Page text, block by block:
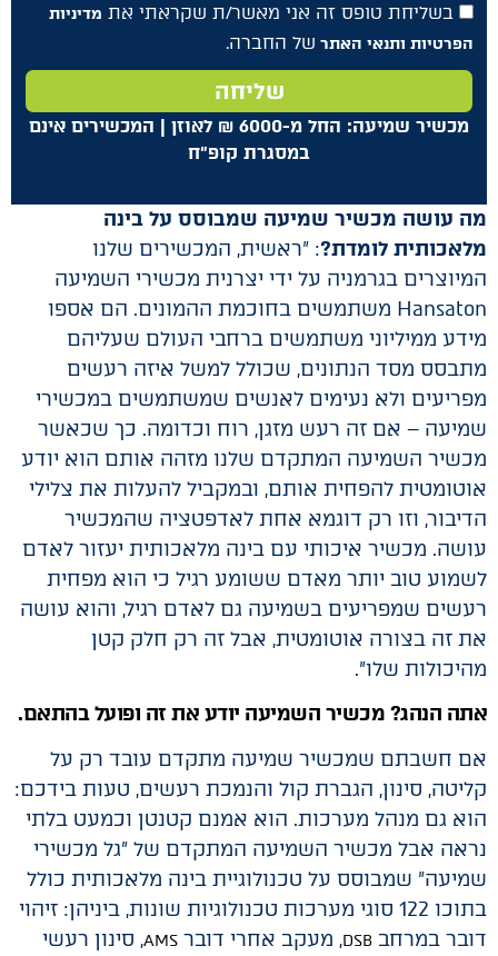
בשליחת טופס זה אני מאשר/ת שקראתי את מדיניות
הפרטיות ותנאי האתר של החברה.
שליחה
מכשיר שמיעה: החל מ-6000 ₪ לאוזן | המכשירים אינם
במסגרת קופ"ח
מה עושה מכשיר שמיעה שמבוסס על בינה
מלאכותית לומדת?: "ראשית, המכשירים שלנו
המיוצרים בגרמניה על ידי יצרנית מכשירי השמיעה
Hansaton משתמשים בחוכמת ההמונים. הם אספו
מידע ממיליוני משתמשים ברחבי העולם שעליהם
מתבסס מסד הנתונים, שכולל למשל איזה רעשים
מפריעים ולא נעימים לאנשים שמשתמשים במכשירי
שמיעה – אם זה רעש מזגן, רוח וכדומה. כך שכאשר
מכשיר השמיעה המתקדם שלנו מזהה אותם הוא יודע
אוטומטית להפחית אותם, ובמקביל להעלות את צלילי
הדיבור, וזו רק דוגמא אחת לאדפטציה שהמכשיר
עושה. מכשיר איכותי עם בינה מלאכותית יעזור לאדם
לשמוע טוב יותר מאדם ששומע רגיל כי הוא מפחית
רעשים שמפריעים בשמיעה גם לאדם רגיל, והוא עושה
את זה בצורה אוטומטית, אבל זה רק חלק קטן
מהיכולות שלו".
אתה הנהג? מכשיר השמיעה יודע את זה ופועל בהתאם.
אם חשבתם שמכשיר שמיעה מתקדם עובד רק על
קליטה, סינון, הגברת קול והנמכת רעשים, טעות בידכם:
הוא גם מנהל מערכות. הוא אמנם קטנטן וכמעט בלתי
נראה אבל מכשיר השמיעה המתקדם של "גל מכשירי
שמיעה" שמבוסס על טכנולוגיית בינה מלאכותית כולל
בתוכו 122 סוגי מערכות טכנולוגיות שונות, ביניהן: זיהוי
דובר במרחב DSB, מעקב אחרי דובר AMS, סינון רעשי